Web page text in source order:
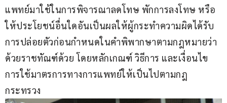
แพทย์มาใช้ในการพิจารณาลดโทษ พักการลงโทษ หรือ
ให้ประโยชน์อื่นใดอันเป็นผลให้ผู้กระทำความผิดได้รับ
การปล่อยตัวก่อนกำหนดในคำพิพากษาตามกฎหมายว่า
ด้วยราชทัณฑ์ด้วย โดยหลักเกณฑ์ วิธีการ และเงื่อนไข
การใช้มาตรการทางการแพทย์ให้เป็นไปตามกฎ
กระทรวง